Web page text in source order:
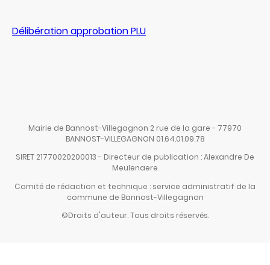
Délibération approbation PLU
Mairie de Bannost-Villegagnon 2 rue de la gare - 77970
BANNOST-VILLEGAGNON 01.64.01.09.78
SIRET 21770020200013 - Directeur de publication : Alexandre De
Meulenaere
Comité de rédaction et technique : service administratif de la
commune de Bannost-Villegagnon
©Droits d'auteur. Tous droits réservés.